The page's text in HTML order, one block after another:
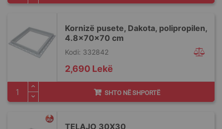
Kornizë pusete, Dakota, polipropilen,
4.8x70x70 cm
Kodi: 332842
2,690 Lekë
SHTO NË SHPORTË
TELAJO 30X30